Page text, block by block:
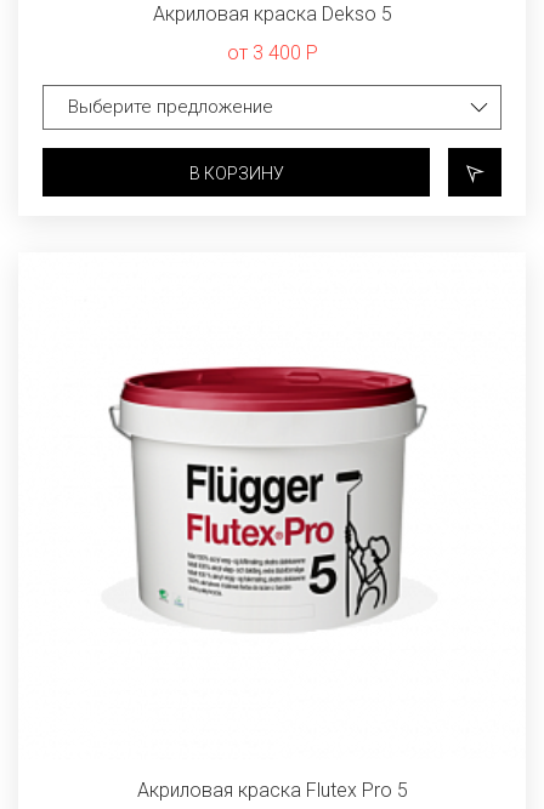
Акриловая краска Dekso 5
от 3 400 Р
В КОРЗИНУ
Акриловая краска Flutex Pro 5